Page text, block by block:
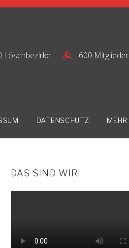
Löschbezirke 600 Mitglieder
DATENSCHUTZ MEHR
DAS SIND WIR!